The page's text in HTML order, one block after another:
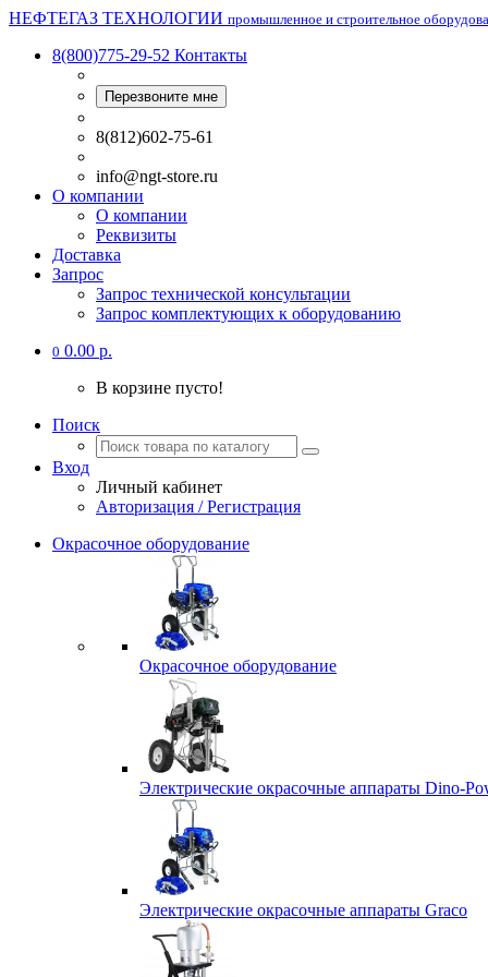
НЕФТЕГАЗ ТЕХНОЛОГИИ промышленное и строительное
8(800)775-29-52 Контакты
Перезвоните мне
8(812)602-75-61
info@ngt-store.ru
О компании
О компании
Реквизиты
Доставка
Запрос
Запрос технической консультации
Запрос комплектующих к оборудованию
0 0.00 р.
В корзине пусто!
Поиск
Вход
Личный кабинет
Авторизация / Регистрация
Окрасочное оборудование
Окрасочное оборудование
Электрические окрасочные аппараты Dino-
Электрические окрасочные аппараты Graco